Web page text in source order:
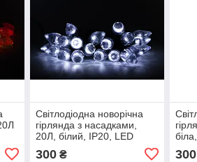
Світлодіодна новорічна
гірлянда з насадками,
20Л, білий, IP20, LED
300₴ 300